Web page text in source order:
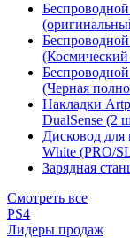
(Черная
Накладки
DualSense (2
Дисковод для
White (PRO/
Зарядная
Смотреть все
PS4
Лидеры продаж